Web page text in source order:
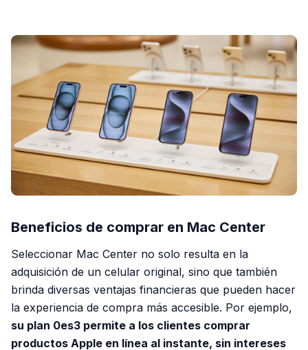
Beneficios de comprar en Mac Center
Seleccionar Mac Center no solo resulta en la
adquisición de un celular original, sino que también
brinda diversas ventajas financieras que pueden hacer
la experiencia de compra más accesible. Por ejemplo,
su plan 0es3 permite a los clientes comprar
productos Apple en línea al instante, sin intereses